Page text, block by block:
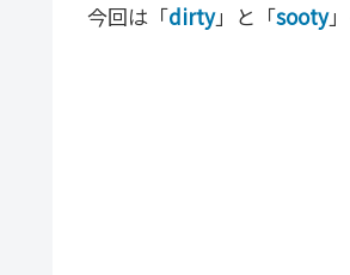
今回は「dirty」と「sooty